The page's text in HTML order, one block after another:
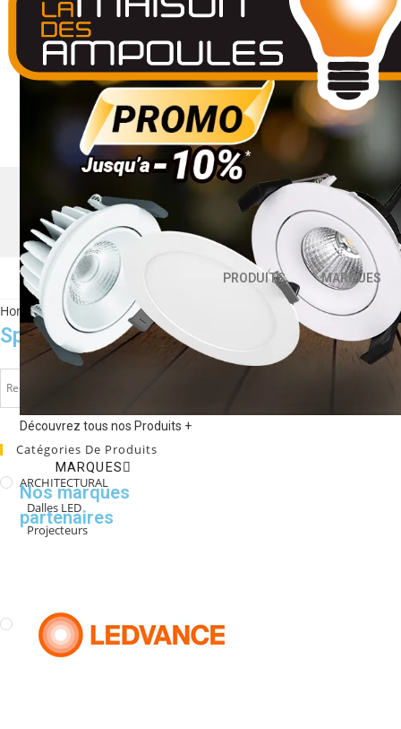
Découvrez tous nos Produits +
MARQUES
Nos marques
partenaires
PRODUITS MARQUES
Home/ ARCHITECTURAL/ Spots
Spots
Catégories De Produits
ARCHITECTURAL
Dalles LED
Projecteurs
LAMPES
Lampes LED